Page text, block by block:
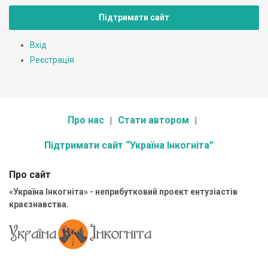
Підтримати сайт
Вхід
Реєстрація
Про нас Стати автором
Підтримати сайт “Україна Інкогніта”
Про сайт
«Україна Інкогніта» - неприбутковий проект ентузіастів
краєзнавства.